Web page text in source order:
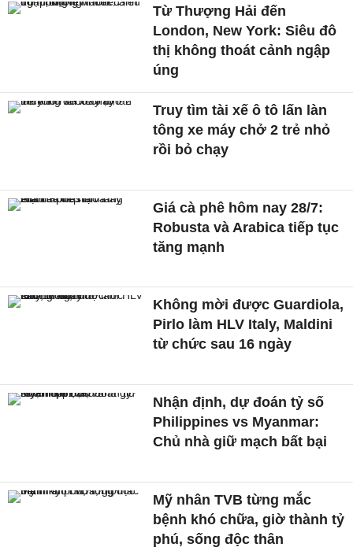
Từ Thượng Hải đến
London, New York: Siêu đô
thị không thoát cảnh ngập
úng
Truy tìm tài xế ô tô lấn làn
tông xe máy chở 2 trẻ nhỏ
rồi bỏ chạy
Giá cà phê hôm nay 28/7:
Robusta và Arabica tiếp tục
tăng mạnh
Không mời được Guardiola,
Pirlo làm HLV Italy, Maldini
từ chức sau 16 ngày
Nhận định, dự đoán tỷ số
Philippines vs Myanmar:
Chủ nhà giữ mạch bất bại
Mỹ nhân TVB từng mắc
bệnh khó chữa, giờ thành tỷ
phú, sống độc thân